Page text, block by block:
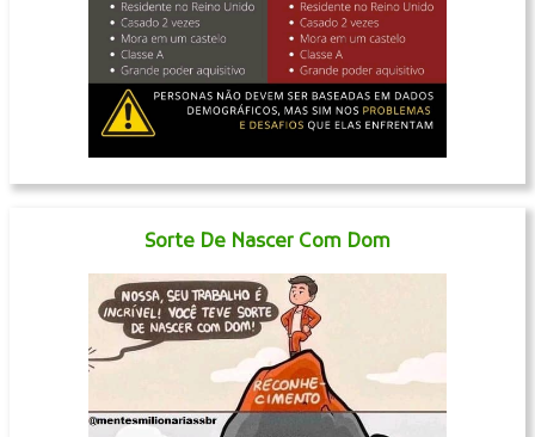
Sorte De Nascer Com Dom